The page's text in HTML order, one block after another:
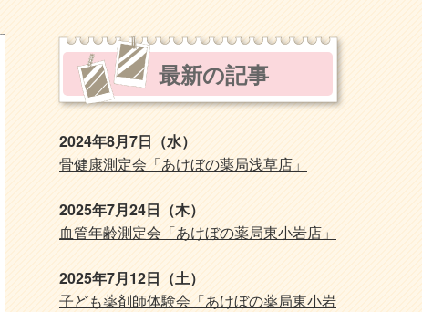
最新の記事
2024年8月7日（水）
骨健康測定会「あけぼの薬局浅草店」
2025年7月24日（木）
血管年齢測定会「あけぼの薬局東小岩店」
2025年7月12日（土）
子ども薬剤師体験会「あけぼの薬局東小岩